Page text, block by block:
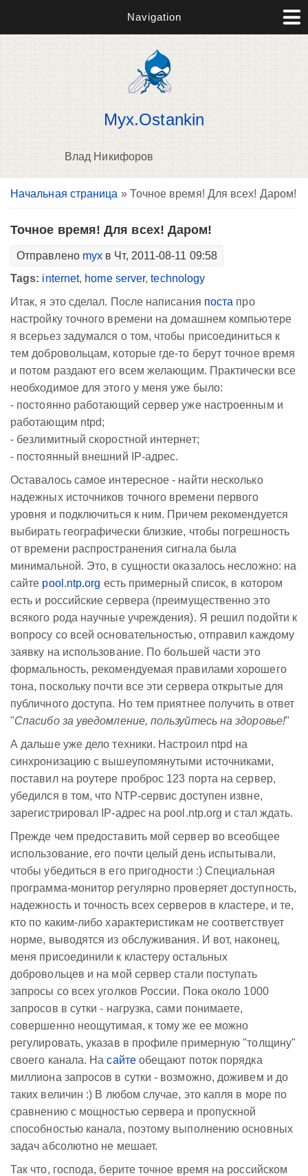
Navigation
Myx.Ostankin
Влад Никифоров
Вы здесь
Начальная страница » Точное время! Для всех! Даром!
Точное время! Для всех! Даром!
Отправлено myx в Чт, 2011-08-11 09:58
Tags: internet, home server,technology
Итак, я это сделал. После написания поста про
настройку точного времени на домашнем компьютере
я всерьез задумался о том, чтобы присоединиться к
тем добровольцам, которые где-то берут точное время
и потом раздают его всем желающим. Практически все
необходимое для этого у меня уже было:
- постоянно работающий сервер уже настроенным и
работающим ntpd;
- безлимитный скоростной интернет;
- постоянный внешний IP-адрес.
Оставалось самое интересное - найти несколько
надежных источников точного времени первого
уровня и подключиться к ним. Причем рекомендуется
выбирать географически близкие, чтобы погрешность
от времени распространения сигнала была
минимальной. Это, в сущности оказалось несложно: на
сайте pool.ntp.org есть примерный список, в котором
есть и российские сервера (преимущественно это
всякого рода научные учреждения). Я решил подойти к
вопросу со всей основательностью, отправил каждому
заявку на использование. По большей части это
формальность, рекомендуемая правилами хорошего
тона, поскольку почти все эти сервера открытые для
публичного доступа. Но тем приятнее получить в ответ
"Спасибо за уведомление, пользуйтесь на здоровье!"
А дальше уже дело техники. Настроил ntpd на
синхронизацию с вышеупомянутыми источниками,
поставил на роутере проброс 123 порта на сервер,
убедился в том, что NTP-сервис доступен извне,
зарегистрировал IP-адрес на pool.ntp.org и стал ждать.
Прежде чем предоставить мой сервер во всеобщее
использование, его почти целый день испытывали,
чтобы убедиться в его пригодности :) Специальная
программа-монитор регулярно проверяет доступность,
надежность и точность всех серверов в кластере, и те,
кто по каким-либо характеристикам не соответствует
норме, выводятся из обслуживания. И вот, наконец,
меня присоединили к кластеру остальных
добровольцев и на мой сервер стали поступать
запросы со всех уголков России. Пока около 1000
запросов в сутки - нагрузка, сами понимаете,
совершенно неощутимая, к тому же ее можно
регулировать, указав в профиле примерную "толщину"
своего канала. Насайтеобещают поток порядка
миллиона запросов в сутки - возможно, доживем и до
таких величин :) В любом случае, это капля в море по
сравнению с мощностью сервера и пропускной
способностью канала, поэтому выполнению основных
задач абсолютно не мешает.
Так что, господа, берите точное время на российском